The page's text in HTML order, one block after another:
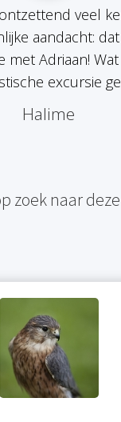
veel
aandacht:
met Adriaan!
excursie
Halime
zoek naar